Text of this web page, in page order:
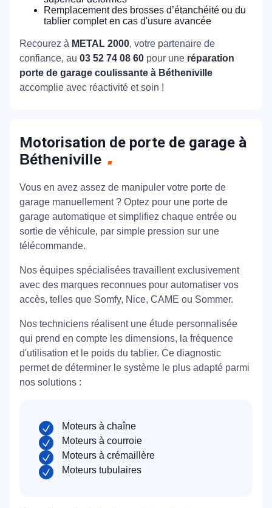
Remplacement des brosses d’étanchéité ou du
tablier complet en cas d'usure avancée
Recourez à METAL 2000, votre partenaire de
confiance, au 03 52 74 08 60 pour une réparation
porte de garage coulissante à Bétheniville
accomplie avec réactivité et soin !
Motorisation de porte de garage à
Bétheniville
Vous en avez assez de manipuler votre porte de
garage manuellement ? Optez pour une porte de
garage automatique et simplifiez chaque entrée ou
sortie de véhicule, par simple pression sur une
télécommande.
Nos équipes spécialisées travaillent exclusivement
avec des marques reconnues pour automatiser vos
accès, telles que Somfy, Nice, CAME ou Sommer.
Nos techniciens réalisent une étude personnalisée
qui prend en compte les dimensions, la fréquence
d'utilisation et le poids du tablier. Ce diagnostic
permet de déterminer le système le plus adapté parmi
nos solutions :
Moteurs à chaîne
Moteurs à courroie
Moteurs à crémaillère
Moteurs tubulaires